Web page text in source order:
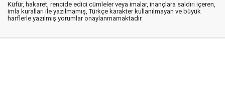
Küfür, hakaret, rencide edici cümleler veya imalar, inançlara saldırı içeren,
imla kuralları ile yazılmamış, Türkçe karakter kullanılmayan ve büyük
harflerle yazılmış yorumlar onaylanmamaktadır.